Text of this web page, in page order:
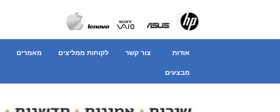
אודות צור קשר לקוחות ממליצים מאמרים
מבצעים